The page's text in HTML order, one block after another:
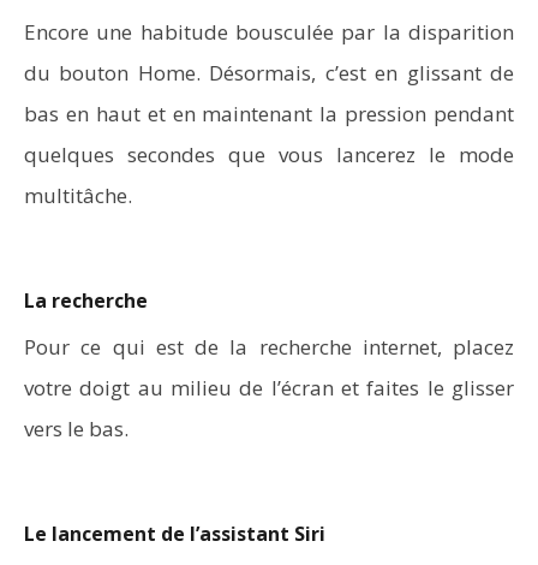
Encore une habitude bousculée par la disparition
du bouton Home. Désormais, c’est en glissant de
bas en haut et en maintenant la pression pendant
quelques secondes que vous lancerez le mode
multitâche.
La recherche
Pour ce qui est de la recherche internet, placez
votre doigt au milieu de l’écran et faites le glisser
vers le bas.
Le lancement de l’assistant Siri